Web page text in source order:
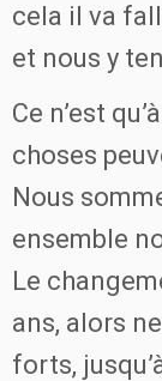
cela il va
et nous y
Ce n’est
choses
Nous
ensemble
Le
ans, alors
forts,